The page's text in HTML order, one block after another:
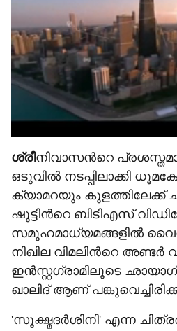
ശ്രീനിവാസന്‍റെ
ഒടുവിൽ നടപ്പിലാക്കി
ക്യാമറയും കുളത്തിലേക്ക്
ഷൂട്ടിന്‍റെ ബിടിഎസ്
സമൂഹമാധ്യമങ്ങളിൽ
നിഖില വിമലിന്‍റെ അണ്ടർ
ഇൻസ്റ്റഗ്രാമിലൂടെ
ഖാലിദ് ആണ്
'സൂക്ഷ്മദർശിനി' എന്ന